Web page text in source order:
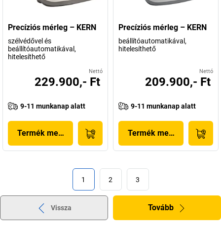
Precíziós mérleg – KERN
szélvédővel és
beállítóautomatikával,
hitelesíthető
Nettó
229.900,- Ft
9-11 munkanap alatt
Termék megjelenítése
Precíziós mérleg – KERN
beállítóautomatikával,
hitelesíthető
Nettó
209.900,- Ft
9-11 munkanap alatt
Termék megjelenítése
1 2 3
Vissza Tovább